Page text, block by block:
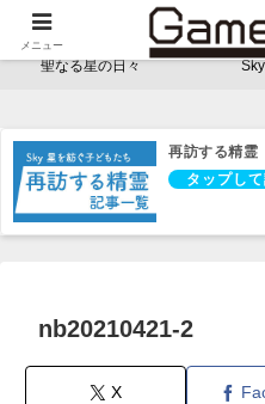
NerdBRAINゲーム
聖なる星の日々
再訪する精霊
nb20210421-2
X
メニュー